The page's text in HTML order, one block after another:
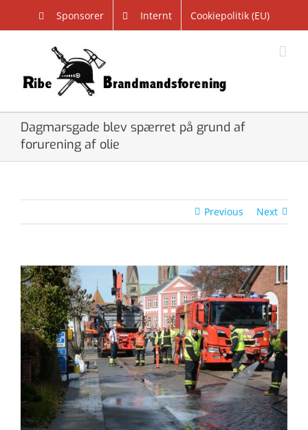
content
Sponsorer Internt Cookiepolitik (EU)
Dagmarsgade blev spærret på grund af
forurening af olie
Previous Next
View
Larger
Image